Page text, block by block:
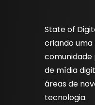
State of
criando
comunidade
de mídia
áreas de
tecnologia.